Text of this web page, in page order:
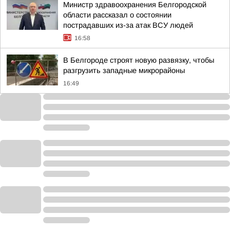
Министр здравоохранения Белгородской
области рассказал о состоянии
пострадавших из-за атак ВСУ людей
16:58
В Белгороде строят новую развязку, чтобы
разгрузить западные микрорайоны
16:49